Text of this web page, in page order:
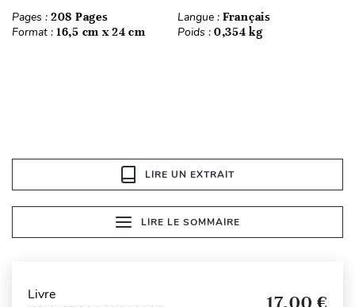
Pages : 208 Pages Langue : Français
Format : 16,5 cm x 24 cm Poids : 0,354 kg
LIRE UN EXTRAIT
LIRE LE SOMMAIRE
Livre